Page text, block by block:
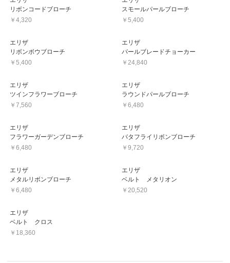
リボンコードブローチ
￥4,320
スモールパールブローチ
￥5,400
エリザ
リボンボウブローチ
￥5,400
エリザ
パールブレードチョーカー
￥24,840
エリザ
ツインフラワーブローチ
￥7,560
エリザ
ラウンドパールブローチ
￥6,480
エリザ
フラワーガーデンブローチ
￥6,480
エリザ
バタフライリボンブローチ
￥9,720
エリザ
メタルリボンブローチ
￥6,480
エリザ
ベルト メタリオン
￥20,520
エリザ
ベルト クロス
￥18,360